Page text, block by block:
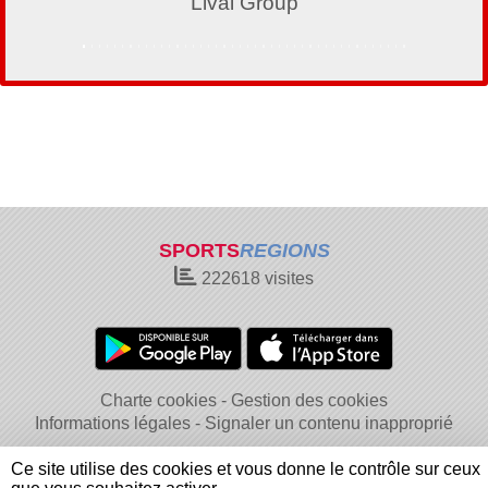
SPORTSREGIONS
222618 visites
Charte cookies
Gestion des cookies
Informations légales
Signaler un contenu inapproprié
Ce site utilise des cookies et vous donne le contrôle sur ceux